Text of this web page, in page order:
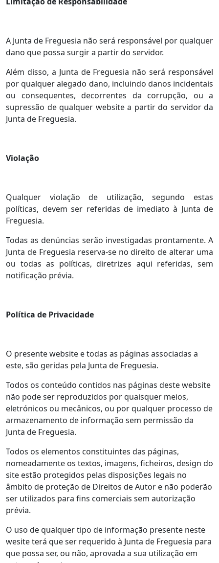
A Junta de Freguesia não será responsável por qualquer
dano que possa surgir a partir do servidor.
Além disso, a Junta de Freguesia não será responsável
por qualquer alegado dano, incluindo danos incidentais
ou consequentes, decorrentes da corrupção, ou a
supressão de qualquer website a partir do servidor da
Junta de Freguesia.
Violação
Qualquer violação de utilização, segundo estas
políticas, devem ser referidas de imediato à Junta de
Freguesia.
Todas as denúncias serão investigadas prontamente. A
Junta de Freguesia reserva-se no direito de alterar uma
ou todas as políticas, diretrizes aqui referidas, sem
notificação prévia.
Política de Privacidade
O presente website e todas as páginas associadas a
este, são geridas pela Junta de Freguesia.
Todos os conteúdo contidos nas páginas deste website
não pode ser reproduzidos por quaisquer meios,
eletrónicos ou mecânicos, ou por qualquer processo de
armazenamento de informação sem permissão da
Junta de Freguesia.
Todos os elementos constituintes das páginas,
nomeadamente os textos, imagens, ficheiros, design do
site estão protegidos pelas disposições legais no
âmbito de proteção de Direitos de Autor e não poderão
ser utilizados para fins comerciais sem autorização
prévia.
O uso de qualquer tipo de informação presente neste
wesite terá que ser requerido à Junta de Freguesia para
que possa ser, ou não, aprovada a sua utilização em